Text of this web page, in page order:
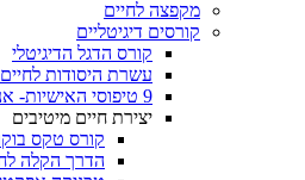
מקפצה לחיים
קורסים דיגיטליים
קורס הדגל הדיגיטלי
עשרת היסודות
9 טיפוסי האישיות- אניאגרם
יצירת חיים מיטיבים
קורס טקס
הדרך הקלה